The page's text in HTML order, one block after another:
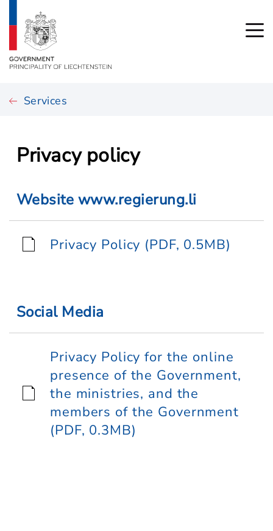
Services
Privacy policy
Website www.regierung.li
Privacy Policy (PDF, 0.5MB)
Social Media
Privacy Policy for the online
presence of the Government,
the ministries, and the
members of the Government
(PDF, 0.3MB)